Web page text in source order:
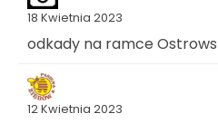
18 Kwietnia 2023
odkady na ramce
12 Kwietnia 2023